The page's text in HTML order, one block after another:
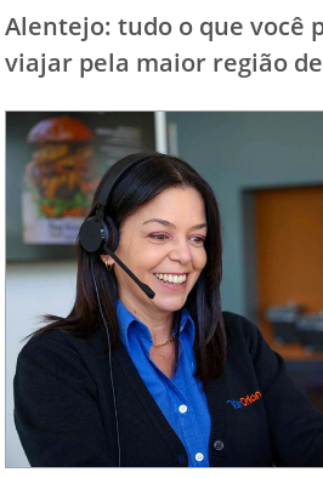
Alentejo: tudo o que você
viajar pela maior região